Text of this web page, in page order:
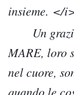
insieme. </
Un
MARE, loro
nel cuore,
quando le